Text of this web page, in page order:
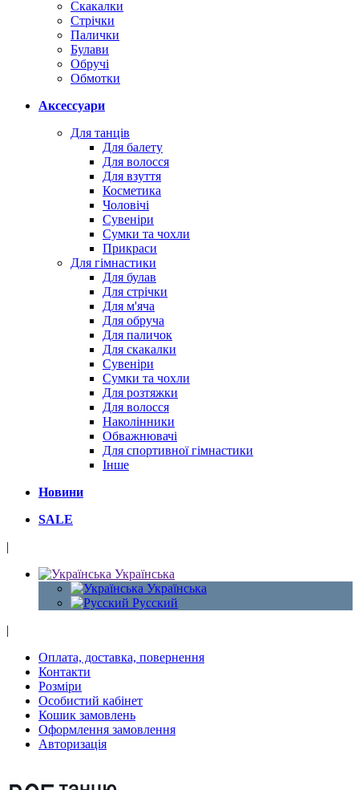
Скакалки
Стрічки
Палички
Булави
Обручі
Обмотки
Аксессуари
Для танців
Для балету
Для волосся
Для взуття
Косметика
Чоловічі
Сувеніри
Сумки та чохли
Прикраси
Для гімнастики
Для булав
Для стрічки
Для м'яча
Для обруча
Для паличок
Для скакалки
Сувеніри
Сумки та чохли
Для розтяжки
Для волосся
Наколінники
Обважнювачі
Для спортивної гімнастики
Інше
Новини
SALE
|
Українська
Українська
Русский
|
Оплата, доставка, повернення
Контакти
Розміри
Особистий кабінет
Кошик замовлень
Оформлення замовлення
Авторизація